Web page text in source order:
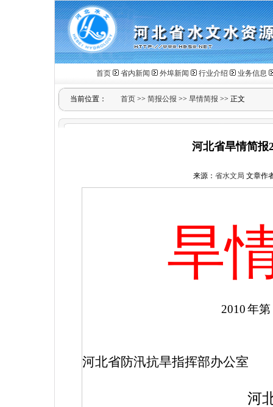
首页 省内新闻 外埠新闻 行业介绍 业务信息
当前位置： 首页 >> 简报公报 >> 旱情简报 >> 正文
河北省旱情简报
来源： 省水文局 文章作
旱
2010年第
河北省防汛抗旱指挥部办公室
河